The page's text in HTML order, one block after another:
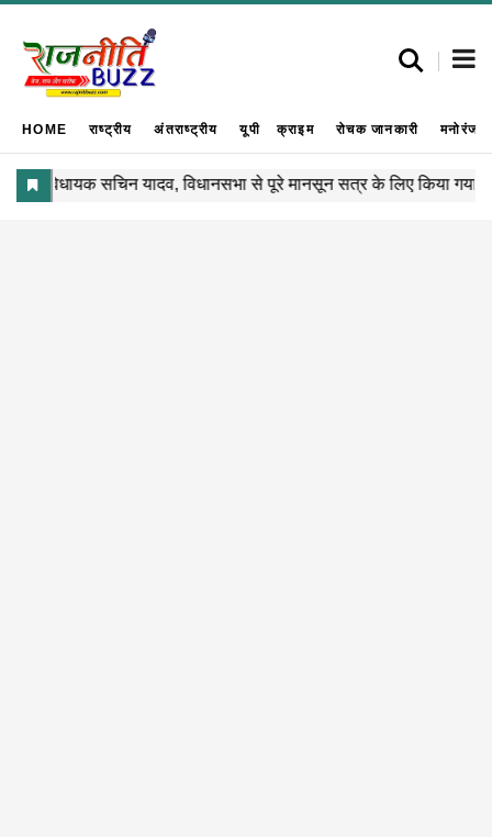
HOME राष्ट्रीय अंतराष्ट्रीय यूपी क्राइम रोचक जानकारी मनोरंजन